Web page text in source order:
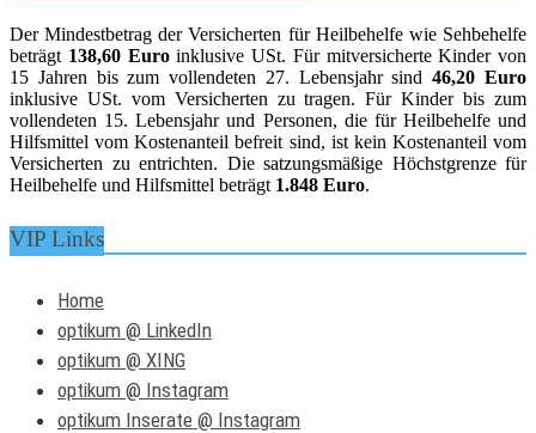
Der Mindestbetrag der Versicherten für Heilbehelfe wie Sehbehelfe
beträgt 138,60 Euroinklusive USt. Für mitversicherte Kinder von
15 Jahren bis zum vollendeten 27. Lebensjahr sind46,20 Euro
inklusive USt. vom Versicherten zu tragen. Für Kinder bis zum
vollendeten 15. Lebensjahr und Personen, die für Heilbehelfe und
Hilfsmittel vom Kostenanteil befreit sind, ist kein Kostenanteil vom
Versicherten zu entrichten. Die satzungsmäßige Höchstgrenze für
Heilbehelfe und Hilfsmittel beträgt 1.848 Euro.
VIP Links
Home
optikum @ LinkedIn
optikum @ XING
optikum @ Instagram
optikum Inserate @ Instagram